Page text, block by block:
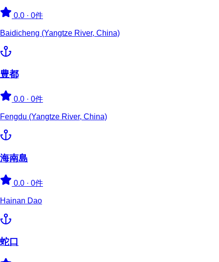
0.0 · 0件
Baidicheng (Yangtze River, China)
豊都
0.0 · 0件
Fengdu (Yangtze River, China)
海南島
0.0 · 0件
Hainan Dao
蛇口